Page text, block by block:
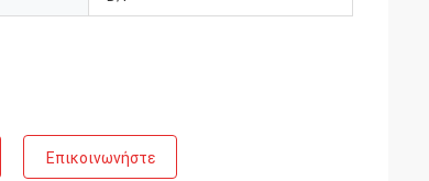
Επικοινωνήστε